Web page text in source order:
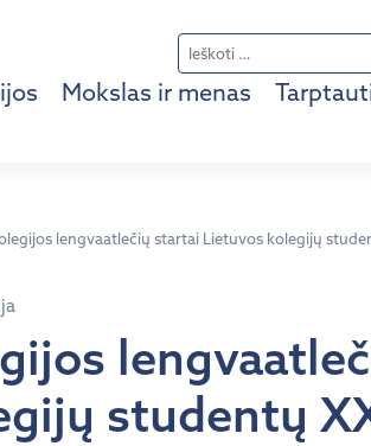
Ieškoti:
Mokslas ir menas
lengvaatlečių startai Lietuvos kolegijų
studentų